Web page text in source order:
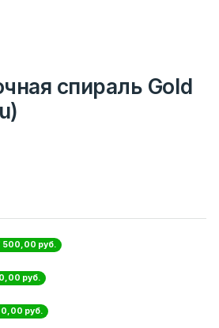
спираль Gold
500,00 руб.
руб.
руб.